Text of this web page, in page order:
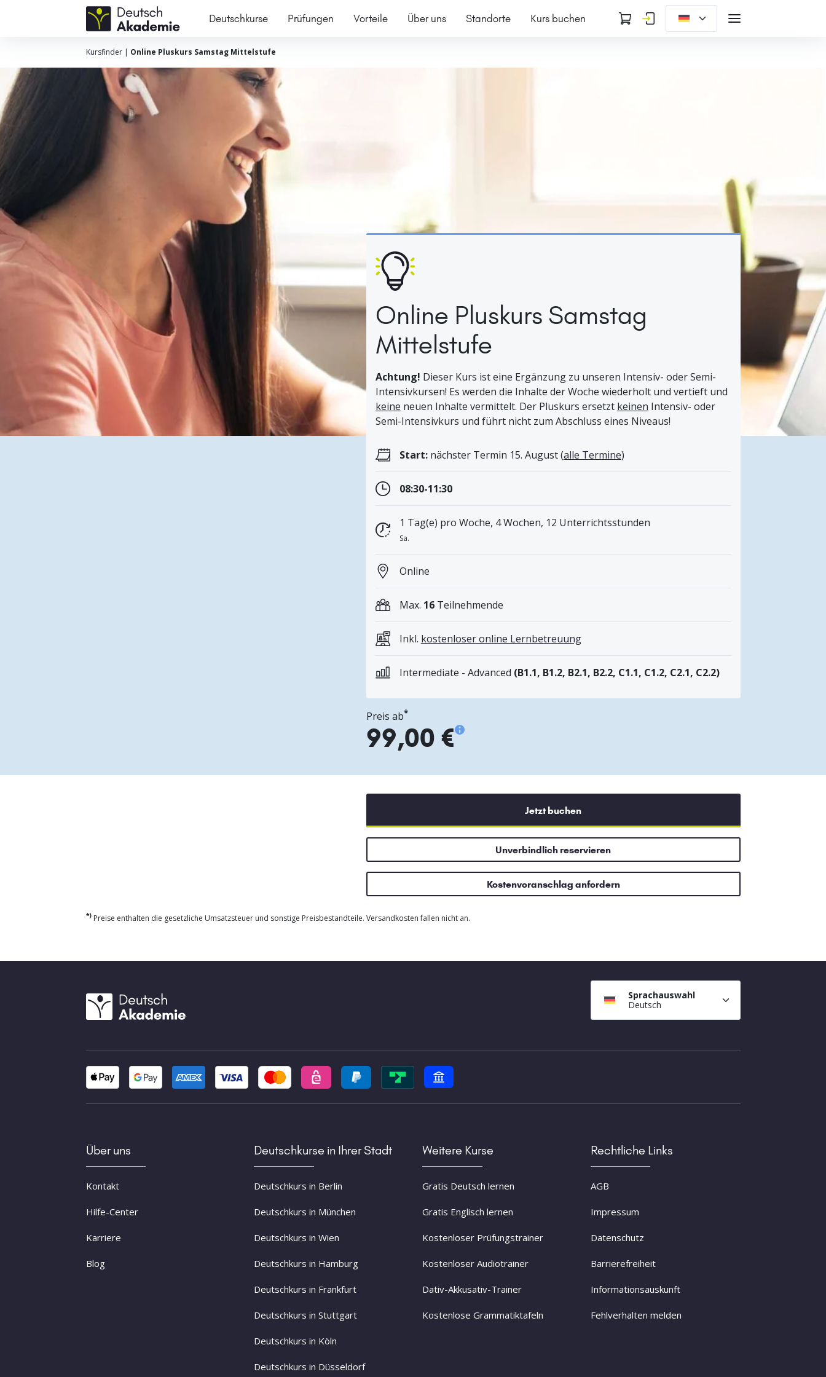
Deutschkurse Prüfungen Vorteile Über uns Standorte Kurs buchen
Kursfinder| Online Pluskurs Samstag Mittelstufe
Online Pluskurs Samstag
Mittelstufe
Achtung! Dieser Kurs ist eine Ergänzung zu unseren Intensiv- oder Semi-
Intensivkursen! Es werden die Inhalte der Woche wiederholt und vertieft und
keine neuen Inhalte vermittelt. Der Pluskurs ersetzt keinen Intensiv- oder
Semi-Intensivkurs und führt nicht zum Abschluss eines Niveaus!
Start:nächster Termin 15. August (alle Termine)
08:30-11:30
1 Tag(e) pro Woche, 4 Wochen, 12 Unterrichtsstunden
Sa.
Online
Max. 16Teilnehmende
Inkl. kostenloser online Lernbetreuung
Intermediate - Advanced (B1.1, B1.2, B2.1, B2.2, C1.1, C1.2, C2.1, C2.2)
Preis ab*
99,00 €
Jetzt buchen
Unverbindlich reservieren
Kostenvoranschlag anfordern
*)Preise enthalten die gesetzliche Umsatzsteuer und sonstige Preisbestandteile. Versandkosten fallen nicht an.
Sprachauswahl
Deutsch
Über uns
Kontakt
Hilfe-Center
Karriere
Blog
Deutschkurse in Ihrer Stadt
Deutschkurs in Berlin
Deutschkurs in München
Deutschkurs in Wien
Deutschkurs in Hamburg
Deutschkurs in Frankfurt
Deutschkurs in Stuttgart
Deutschkurs in Köln
Deutschkurs in Düsseldorf
Weitere Kurse
Gratis Deutsch lernen
Gratis Englisch lernen
Kostenloser Prüfungstrainer
Kostenloser Audiotrainer
Dativ-Akkusativ-Trainer
Kostenlose Grammatiktafeln
Rechtliche Links
AGB
Impressum
Datenschutz
Barrierefreiheit
Informationsauskunft
Fehlverhalten melden